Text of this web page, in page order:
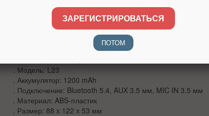
. Функция записи REC и FM-радио
. LED-дисплей на корпусе
. Лёгкий корпус и ремень для ношения
. Модель: L23
. Аккумулятор: 1200 mAh
. Подключение: Bluetooth 5.4, AUX 3.5 мм, MIC IN 3.5 мм
. Материал: ABS-пластик
. Размер: 88 x 122 x 53 мм
ЗАРЕГИСТРИРОВАТЬСЯ
ПОТОМ